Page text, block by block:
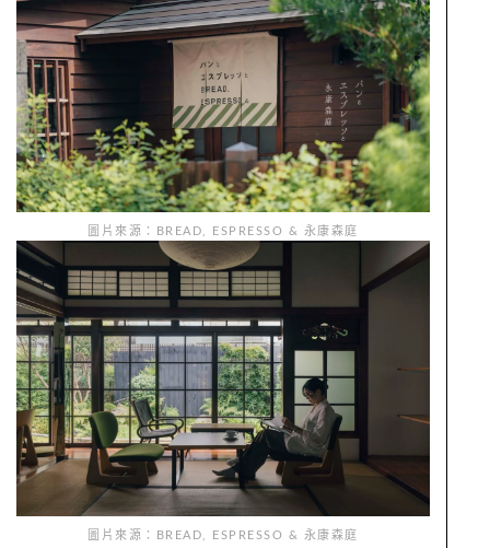
圖片來源：BREAD, ESPRESSO & 永康森庭
圖片來源：BREAD, ESPRESSO & 永康森庭